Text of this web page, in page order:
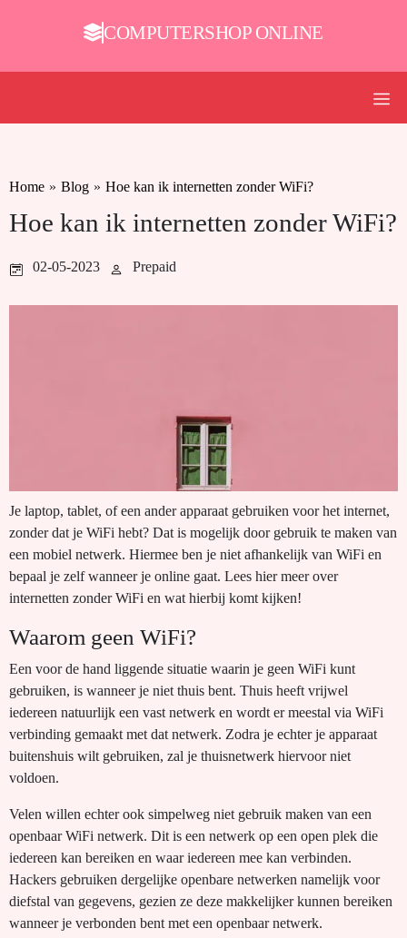
COMPUTERSHOP ONLINE
Home » Blog » Hoe kan ik internetten zonder WiFi?
Hoe kan ik internetten zonder WiFi?
02-05-2023 Prepaid
Je laptop, tablet, of een ander apparaat gebruiken voor het internet,
zonder dat je WiFi hebt? Dat is mogelijk door gebruik te maken van
een mobiel netwerk. Hiermee ben je niet afhankelijk van WiFi en
bepaal je zelf wanneer je online gaat. Lees hier meer over
internetten zonder WiFi en wat hierbij komt kijken!
Waarom geen WiFi?
Een voor de hand liggende situatie waarin je geen WiFi kunt
gebruiken, is wanneer je niet thuis bent. Thuis heeft vrijwel
iedereen natuurlijk een vast netwerk en wordt er meestal via WiFi
verbinding gemaakt met dat netwerk. Zodra je echter je apparaat
buitenshuis wilt gebruiken, zal je thuisnetwerk hiervoor niet
voldoen.
Velen willen echter ook simpelweg niet gebruik maken van een
openbaar WiFi netwerk. Dit is een netwerk op een open plek die
iedereen kan bereiken en waar iedereen mee kan verbinden.
Hackers gebruiken dergelijke openbare netwerken namelijk voor
diefstal van gegevens, gezien ze deze makkelijker kunnen bereiken
wanneer je verbonden bent met een openbaar netwerk.